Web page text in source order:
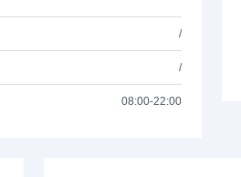
/
/
08:00-22:00